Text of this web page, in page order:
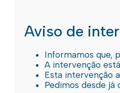
Aviso de
Informamos que,
A intervenção
Esta intervenção
Pedimos desde